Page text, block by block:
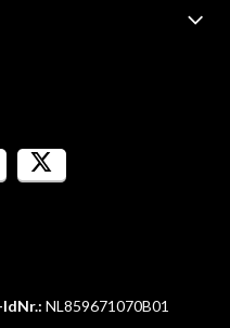
NL859671070B01